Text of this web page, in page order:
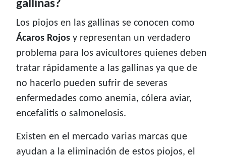
gallinas?
Los piojos en las gallinas se conocen como
Ácaros Rojos y representan un verdadero
problema para los avicultores quienes deben
tratar rápidamente a las gallinas ya que de
no hacerlo pueden sufrir de severas
enfermedades como anemia, cólera aviar,
encefalitis o salmonelosis.
Existen en el mercado varias marcas que
ayudan a la eliminación de estos piojos, el